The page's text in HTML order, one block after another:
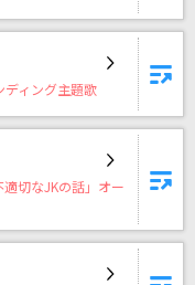
ク！
ディング主題歌
切なJKの話」オー